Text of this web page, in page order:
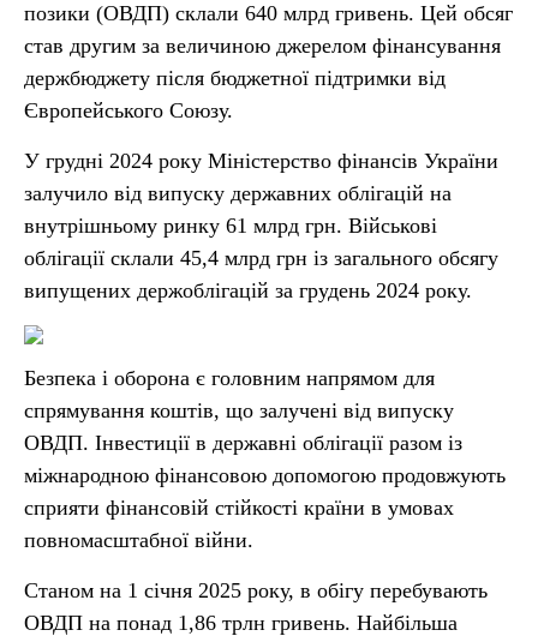
позики (ОВДП) склали 640 млрд гривень. Цей обсяг
став другим за величиною джерелом фінансування
держбюджету після бюджетної підтримки від
Європейського Союзу.
У грудні 2024 року Міністерство фінансів України
залучило від випуску державних облігацій на
внутрішньому ринку 61 млрд грн. Військові
облігації склали 45,4 млрд грн із загального обсягу
випущених держоблігацій за грудень 2024 року.
Безпека і оборона є головним напрямом для
спрямування коштів, що залучені від випуску
ОВДП. Інвестиції в державні облігації разом із
міжнародною фінансовою допомогою продовжують
сприяти фінансовій стійкості країни в умовах
повномасштабної війни.
Станом на 1 січня 2025 року, в обігу перебувають
ОВДП на понад 1,86 трлн гривень. Найбільша